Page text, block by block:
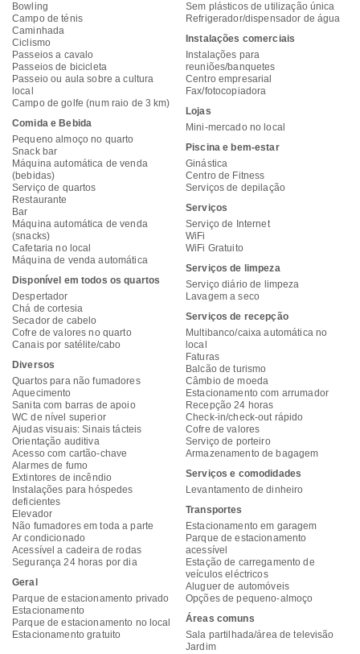
Bowling
Campo de ténis
Caminhada
Ciclismo
Passeios a cavalo
Passeios de bicicleta
Passeio ou aula sobre a cultura
local
Campo de golfe (num raio de 3 km)
Comida e Bebida
Pequeno almoço no quarto
Snack bar
Máquina automática de venda
(bebidas)
Serviço de quartos
Restaurante
Bar
Máquina automática de venda
(snacks)
Cafetaria no local
Máquina de venda automática
Disponível em todos os quartos
Despertador
Chá de cortesia
Secador de cabelo
Cofre de valores no quarto
Canais por satélite/cabo
Diversos
Quartos para não fumadores
Aquecimento
Sanita com barras de apoio
WC de nível superior
Ajudas visuais: Sinais tácteis
Orientação auditiva
Acesso com cartão-chave
Alarmes de fumo
Extintores de incêndio
Instalações para hóspedes
deficientes
Elevador
Não fumadores em toda a parte
Ar condicionado
Acessível a cadeira de rodas
Segurança 24 horas por dia
Geral
Parque de estacionamento privado
Estacionamento
Parque de estacionamento no local
Estacionamento gratuito
Sem plásticos de utilização única
Refrigerador/dispensador de água
Instalações comerciais
Instalações para
reuniões/banquetes
Centro empresarial
Fax/fotocopiadora
Lojas
Mini-mercado no local
Piscina e bem-estar
Ginástica
Centro de Fitness
Serviços de depilação
Serviços
Serviço de Internet
WiFi
WiFi Gratuito
Serviços de limpeza
Serviço diário de limpeza
Lavagem a seco
Serviços de recepção
Multibanco/caixa automática no
local
Faturas
Balcão de turismo
Câmbio de moeda
Estacionamento com arrumador
Recepção 24 horas
Check-in/check-out rápido
Cofre de valores
Serviço de porteiro
Armazenamento de bagagem
Serviços e comodidades
Levantamento de dinheiro
Transportes
Estacionamento em garagem
Parque de estacionamento
acessível
Estação de carregamento de
veículos eléctricos
Aluguer de automóveis
Opções de pequeno-almoço
Áreas comuns
Sala partilhada/área de televisão
Jardim